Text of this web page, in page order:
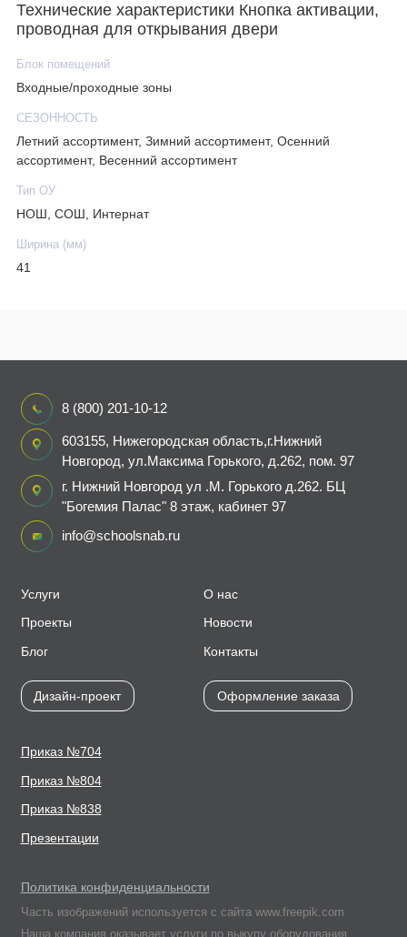
Технические характеристики Кнопка активации,
проводная для открывания двери
Блок помещений
Входные/проходные зоны
СЕЗОННОСТЬ
Летний ассортимент, Зимний ассортимент, Осенний
ассортимент, Весенний ассортимент
Тип ОУ
НОШ, СОШ, Интернат
Ширина (мм)
41
Услуги
Проекты
Блог
Дизайн-проект
О нас
Новости
Контакты
Оформление заказа
Приказ №704
Приказ №804
Приказ №838
Презентации
8 (800) 201-10-12
603155, Нижегородская область,г.Нижний
Новгород, ул.Максима Горького, д.262, пом. 97
г. Нижний Новгород ул .М. Горького д.262. БЦ
"Богемия Палас" 8 этаж, кабинет 97
info@schoolsnab.ru
Политика конфиденциальности
Часть изображений используется с сайта www.freepik.com
Наша компания оказывает услуги по выкупу оборудования